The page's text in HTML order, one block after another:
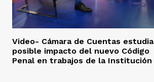
Video- Cámara de Cuentas estudia
posible impacto del nuevo Código
Penal en trabajos de la Institución